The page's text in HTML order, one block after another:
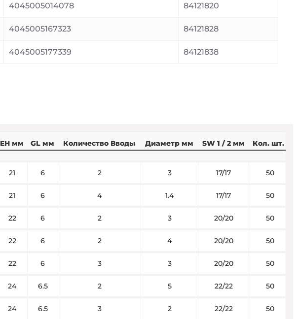
4045005014078 84121820
4045005167323 84121828
4045005177339 84121838
EH мм GL мм Количество Вводы Диаметр мм SW 1 / 2 мм Кол. шт.
21 6 2 3 17/17 50
21 6 4 1.4 17/17 50
22 6 2 3 20/20 50
22 6 2 4 20/20 50
22 6 3 3 20/20 50
24 6.5 2 5 22/22 50
24 6.5 3 2 22/22 50